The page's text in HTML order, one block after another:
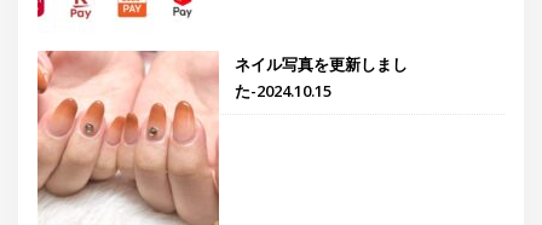
ネイル写真を更新しまし
た-2024.10.15